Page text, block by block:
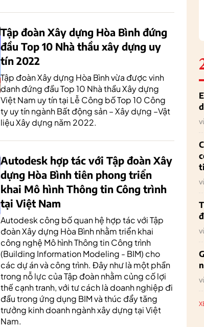
Tập đoàn Xây dựng Hòa Bình đứng
đầu Top 10 Nhà thầu xây dựng uy
tín 2022
Tập đoàn Xây dựng Hòa Bình vừa được vinh
danh đứng đầu Top 10 Nhà thầu Xây dựng
Việt Nam uy tín tại Lễ Công bố Top 10 Công
ty uy tín ngành Bất động sản – Xây dựng –Vật
liệu Xây dựng năm 2022.
Autodesk hợp tác với Tập đoàn Xây
dựng Hòa Bình tiên phong triển
khai Mô hình Thông tin Công trình
tại Việt Nam
Autodesk công bố quan hệ hợp tác với Tập
đoàn Xây dựng Hòa Bình nhằm triển khai
công nghệ Mô hình Thông tin Công trình
(Building Information Modeling - BIM) cho
các dự án và công trình. Đây như là một phần
trong nỗ lực của Tập đoàn nhằm củng cố lợi
thế cạnh tranh, với tư cách là doanh nghiệp đi
đầu trong ứng dụng BIM và thúc đẩy tăng
trưởng kinh doanh ngành xây dựng tại Việt
Nam.